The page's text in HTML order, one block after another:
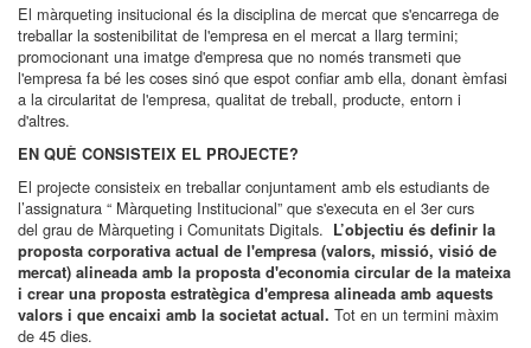
El màrqueting insitucional és la disciplina de mercat que s'encarrega de
treballar la sostenibilitat de l'empresa en el mercat a llarg termini;
promocionant una imatge d'empresa que no només transmeti que
l'empresa fa bé les coses sinó que espot confiar amb ella, donant èmfasi
a la circularitat de l'empresa, qualitat de treball, producte, entorn i
d'altres.
EN QUÈ CONSISTEIX EL PROJECTE?
El projecte consisteix en treballar conjuntament amb els estudiants de
l’assignatura “ Màrqueting Institucional” que s'executa en el 3er curs
del grau de Màrqueting i Comunitats Digitals. L’objectiu és definir la
proposta corporativa actual de l'empresa (valors, missió, visió de
mercat) alineada amb la proposta d'economia circular de la mateixa
i crear una proposta estratègica d'empresa alineada amb aquests
valors i que encaixi amb la societat actual. Tot en un termini màxim
de 45 dies.